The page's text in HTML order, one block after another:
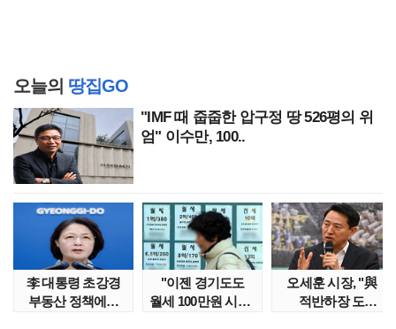
오늘의 땅집GO
"IMF 때 줍줍한 압구정 땅 526평의 위
엄" 이수만, 100..
李 대통령 초강경
부동산 정책에…
"이젠 경기도도
월세 100만원 시대"
오세훈 시장, "與
적반하장 도